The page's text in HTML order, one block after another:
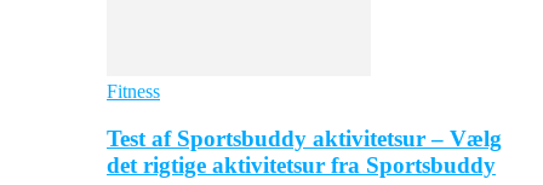
Fitness
Test af Sportsbuddy aktivitetsur – Vælg
det rigtige aktivitetsur fra Sportsbuddy